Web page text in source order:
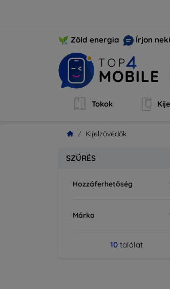
Zöld energia Írjon
Tokok
Kijelzővédők
SZŰRÉS
Hozzáferhetőség
Márka
10 találat